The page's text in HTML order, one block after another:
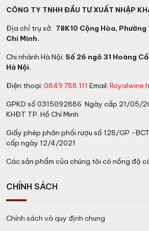
CÔNG TY TNHH ĐẦU TƯ XUẤT NHẬP
Địa chỉ trụ sở: 78K10 Cộng Hòa,
Chí Minh.
Chi nhánh Hà Nội: Số 26 ngõ 31 Hoàng
Hà Nội.
Điện thoại: 0849 788 111 Email:
GPKD số 0315092886 Ngày cấp 21/05/
KHĐT TP. Hồ Chí Minh
Giấy phép phân phối rượu số 128/GP -
cấp ngày 12/4/2021
Các sản phẩm của chúng tôi có nồng độ
CHÍNH SÁCH
Chính sách và quy định chung